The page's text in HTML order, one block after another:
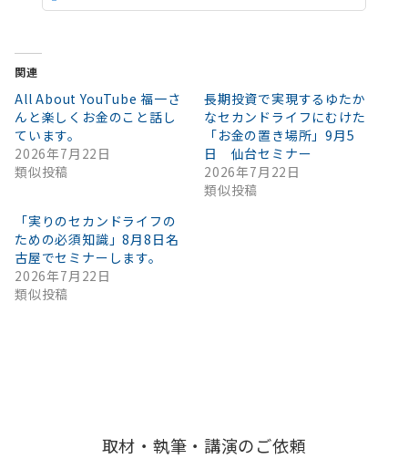
関連
All About YouTube 福一さ
んと楽しくお金のこと話し
ています。
2026年7月22日
類似投稿
長期投資で実現するゆたか
なセカンドライフにむけた
「お金の置き場所」9月5
日 仙台セミナー
2026年7月22日
類似投稿
「実りのセカンドライフの
ための必須知識」8月8日名
古屋でセミナーします。
2026年7月22日
類似投稿
取材・執筆・講演のご依頼